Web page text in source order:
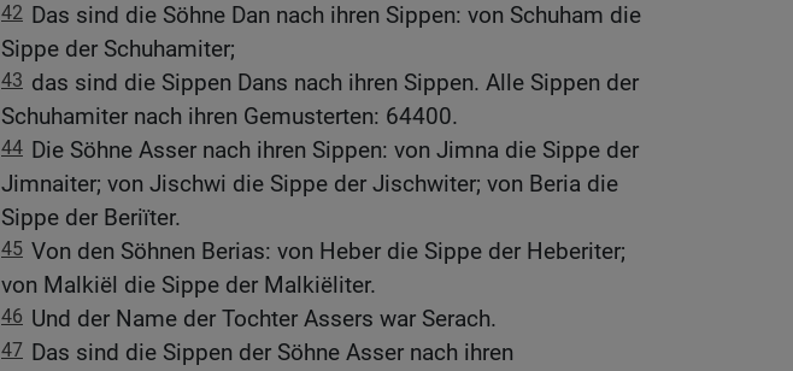
42 Das sind die Söhne Dan nach ihren Sippen: von Schuham die
Sippe der Schuhamiter;
43 das sind die Sippen Dans nach ihren Sippen. Alle Sippen der
Schuhamiter nach ihren Gemusterten: 64400.
44 Die Söhne Asser nach ihren Sippen: von Jimna die Sippe der
Jimnaiter; von Jischwi die Sippe der Jischwiter; von Beria die
Sippe der Beriïter.
45 Von den Söhnen Berias: von Heber die Sippe der Heberiter;
von Malkiël die Sippe der Malkiëliter.
46 Und der Name der Tochter Assers war Serach.
47 Das sind die Sippen der Söhne Asser nach ihren